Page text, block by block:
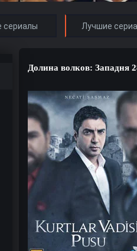
сериалы Лучшие
Долина волков: Западня